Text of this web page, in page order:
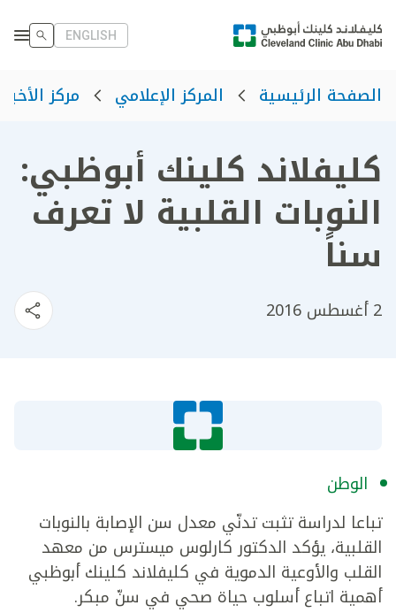
ENGLISH
الصفحة الرئيسية المركز الإعلامي مركز الأخبار
كليفلاند كلينك أبوظبي:
النوبات القلبية لا تعرف
سناً
2 أغسطس 2016
الوطن
تباعا لدراسة تثبت تدنّي معدل سن الإصابة بالنوبات
القلبية، يؤكد الدكتور كارلوس ميسترس من معهد
القلب والأوعية الدموية في كليفلاند كلينك أبوظبي
أهمية اتباع أسلوب حياة صحي في سنّ مبكر.